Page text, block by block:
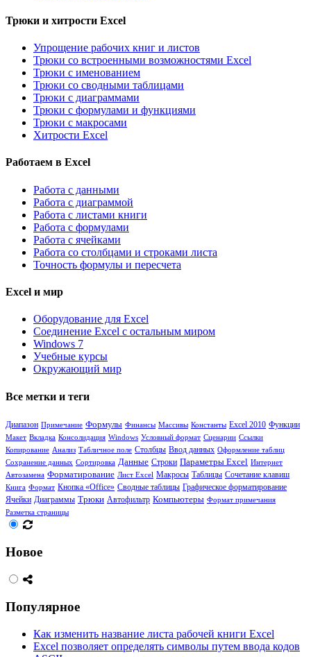
Трюки и хитрости Excel
Упрощение рабочих книг и листов
Трюки со встроенными возможностями Excel
Трюки с именованием
Трюки со сводными таблицами
Трюки с диаграммами
Трюки с формулами и функциями
Трюки с макросами
Хитрости Excel
Работаем в Excel
Работа с данными
Работа с диаграммой
Работа с листами книги
Работа с формулами
Работа с ячейками
Работа со столбцами и строками листа
Точность формулы и пересчета
Excel и мир
Оборудование для Excel
Соединение Excel с остальным миром
Windows 7
Учебные курсы
Окружающий мир
Все метки и теги
Диапазон Примечание Формулы Финансы Массивы Константы Excel 2010 Функции
Макет Вкладка Консолидация Windows Условный формат Сценарии Ссылки
Копирование Анализ Табличное поле Столбцы Ввод данных Оформление таблиц
Сохранение данных Сортировка Данные Строки Параметры Excel Интернет
Автозамена Форматирование Лист Excel Макросы Таблицы Сочетание клавиш
Книга Формат Кнопка «Office» Сводные таблицы Графическое форматирование
Ячейки Диаграммы Трюки Автофильтр Компьютеры Формат примечания
Разметка страницы
Новое
Популярное
Как изменить название листа рабочей книги Excel
Excel позволяет определять символы путем ввода кодов